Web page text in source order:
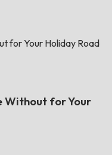
for Your Holiday Road
Without for Your